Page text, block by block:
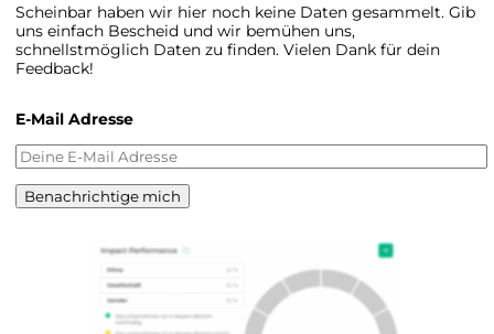
Scheinbar haben wir hier noch keine Daten gesammelt. Gib
uns einfach Bescheid und wir bemühen uns,
schnellstmöglich Daten zu finden. Vielen Dank für dein
Feedback!
E-Mail Adresse
Benachrichtige mich